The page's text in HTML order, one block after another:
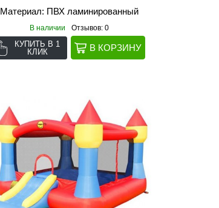
Материал: ПВХ ламинированный
В наличии Отзывов: 0
КУПИТЬ В 1
КЛИК